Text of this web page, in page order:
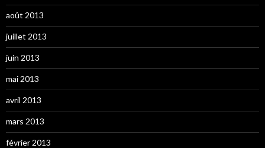
août 2013
juillet 2013
juin 2013
mai 2013
avril 2013
mars 2013
février 2013